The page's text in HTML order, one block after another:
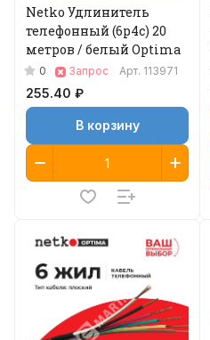
Netko Удлинитель
телефонный (6р4с) 20
метров / белый Optima
0 Запрос Арт. 113971
255.40 ₽
В корзину